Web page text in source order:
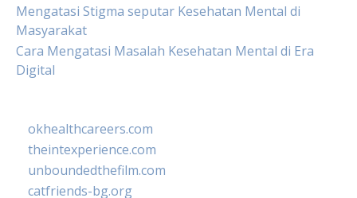
Mengatasi Stigma seputar Kesehatan Mental di
Masyarakat
Cara Mengatasi Masalah Kesehatan Mental di Era
Digital
okhealthcareers.com
theintexperience.com
unboundedthefilm.com
catfriends-bg.org